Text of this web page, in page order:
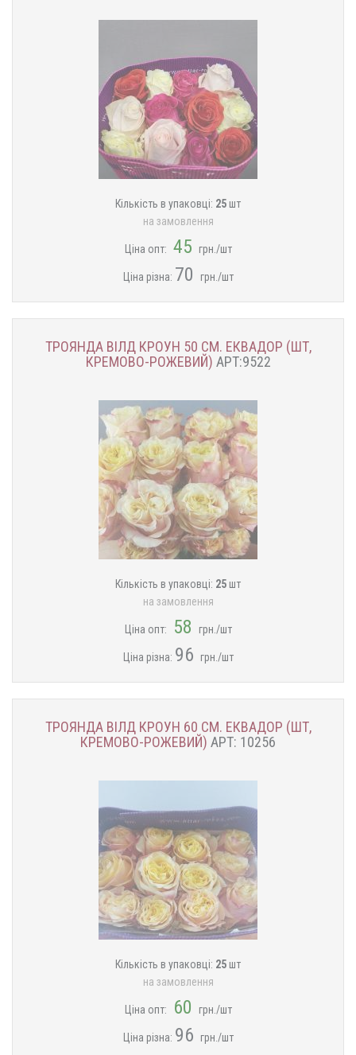
Кількість в упаковці: 25 шт
на замовлення
Ціна опт: 45 грн./шт
Ціна різна: 70 грн./шт
ТРОЯНДА ВІЛД КРОУН 50 СМ. ЕКВАДОР (ШТ,
КРЕМОВО-РОЖЕВИЙ) АРТ:9522
Кількість в упаковці: 25 шт
на замовлення
Ціна опт: 58 грн./шт
Ціна різна: 96 грн./шт
ТРОЯНДА ВІЛД КРОУН 60 СМ. ЕКВАДОР (ШТ,
КРЕМОВО-РОЖЕВИЙ) АРТ: 10256
Кількість в упаковці: 25 шт
на замовлення
Ціна опт: 60 грн./шт
Ціна різна: 96 грн./шт